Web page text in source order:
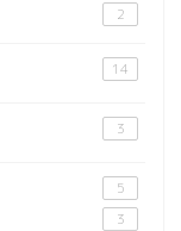
2
14
3
5
3